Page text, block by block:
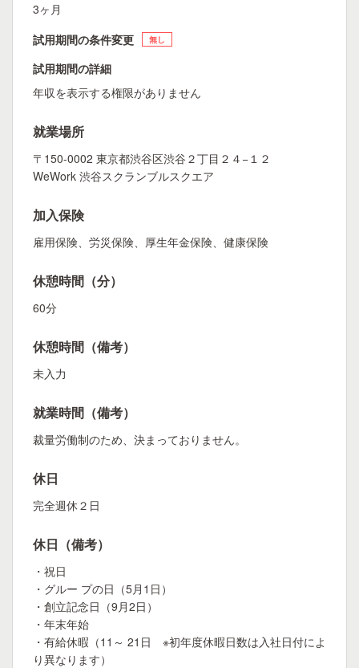
3ヶ月
試用期間の条件変更
無し
試用期間の詳細
年収を表示する権限がありません
就業場所
〒150-0002 東京都渋谷区渋谷２丁目２４−１２
WeWork 渋谷スクランブルスクエア
加入保険
雇用保険、労災保険、厚生年金保険、健康保険
休憩時間（分）
60分
休憩時間（備考）
未入力
就業時間（備考）
裁量労働制のため、決まっておりません。
休日
完全週休２日
休日（備考）
・祝日
・グルー プの日（5月1日）
・創立記念日（9月2日）
・年末年始
・有給休暇（11～ 21日 ※初年度休暇日数は入社日付によ
り異なります）